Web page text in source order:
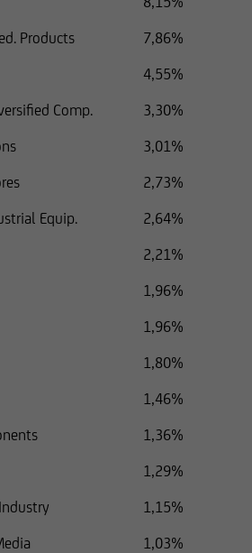
Products
7,86%
4,55%
Comp.
3,30%
3,01%
2,73%
Equip.
2,64%
2,21%
1,96%
1,96%
1,80%
1,46%
1,36%
1,29%
1,15%
1,03%